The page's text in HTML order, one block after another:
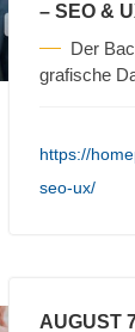
– SEO &
Der
grafische
https://
seo-ux/
AUGUST